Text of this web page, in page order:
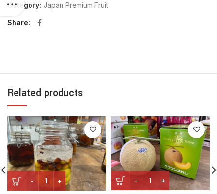
Category: Japan Premium Fruit
Share
Related products
2023酿制 日本双拼梅酒 Ume Plum Wine quantity
静岡皇冠蜜瓜 Shizuoka